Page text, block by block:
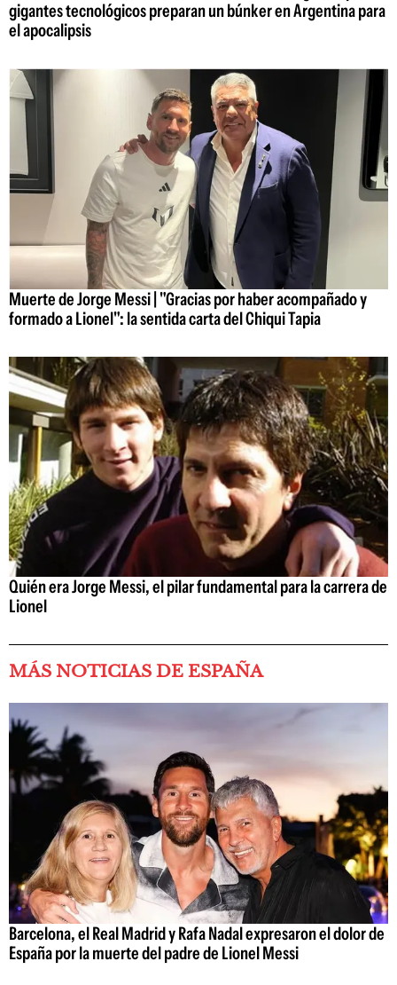
gigantes tecnológicos preparan un búnker en Argentina para
el apocalipsis
Muerte de Jorge Messi | "Gracias por haber acompañado y
formado a Lionel": la sentida carta del Chiqui Tapia
Quién era Jorge Messi, el pilar fundamental para la carrera de
Lionel
MÁS NOTICIAS DE ESPAÑA
Barcelona, el Real Madrid y Rafa Nadal expresaron el dolor de
España por la muerte del padre de Lionel Messi